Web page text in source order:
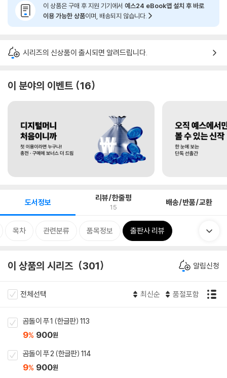
이 상품은 구매 후 지원 기기에서 예스24 eBook앱 설치 후 바로
이용 가능한 상품이며, 배송되지 않습니다.
시리즈의 신상품이 출시되면 알려드립니다.
이 분야의 이벤트 16
도서정보 리뷰/한줄평
15 배송/반품/교환
목차 관련분류 품목정보 출판사 리뷰
이 상품의 시리즈 301 알림신청
전체선택 최신순 품절포함
곰돌이 푸 1 (한글판) 113
9% 900원
곰돌이 푸 2 (한글판) 114
9% 900원